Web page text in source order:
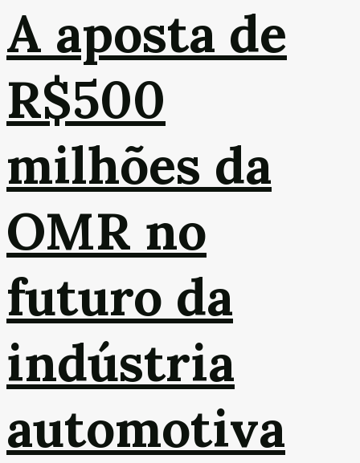
A aposta de
R$500
milhões da
OMR no
futuro da
indústria
automotiva